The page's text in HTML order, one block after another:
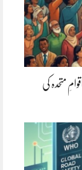
متحدہ کی